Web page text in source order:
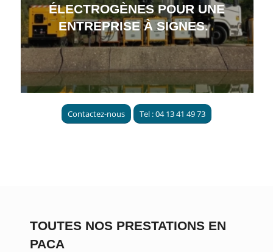
ÉLECTROGÈNES POUR UNE
ENTREPRISE À SIGNES.
Contactez-nous Tel : 04 13 41 49 73
TOUTES NOS PRESTATIONS EN
PACA